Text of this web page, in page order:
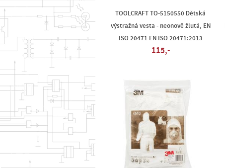
TOOLCRAFT TO-5150550 Dětská
výstražná vesta - neonově žlutá, EN
ISO 20471 EN ISO 20471:2013
115,-